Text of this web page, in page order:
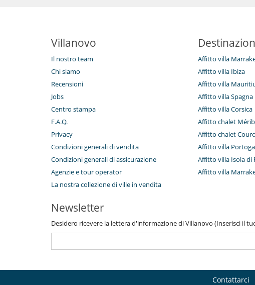
Villanovo
Il nostro team
Chi siamo
Recensioni
Jobs
Centro stampa
F.A.Q.
Privacy
Condizioni generali di vendita
Condizioni generali di assicurazione
Agenzie e tour operator
La nostra collezione di ville in vendita
Affitto villa
Affitto villa Ibiza
Affitto villa
Affitto villa Spagna
Affitto villa Corsica
Affitto chalet
Affitto chalet
Affitto villa
Affitto villa Isola di
Affitto villa
Newsletter
Desidero ricevere la lettera d'informazione di Villanovo (Inserisci il
Contattarci